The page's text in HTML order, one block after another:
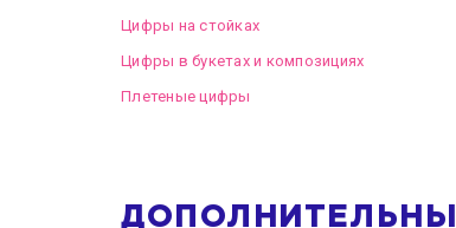
Цифры на стойках
Цифры в букетах и композициях
Плетеные цифры